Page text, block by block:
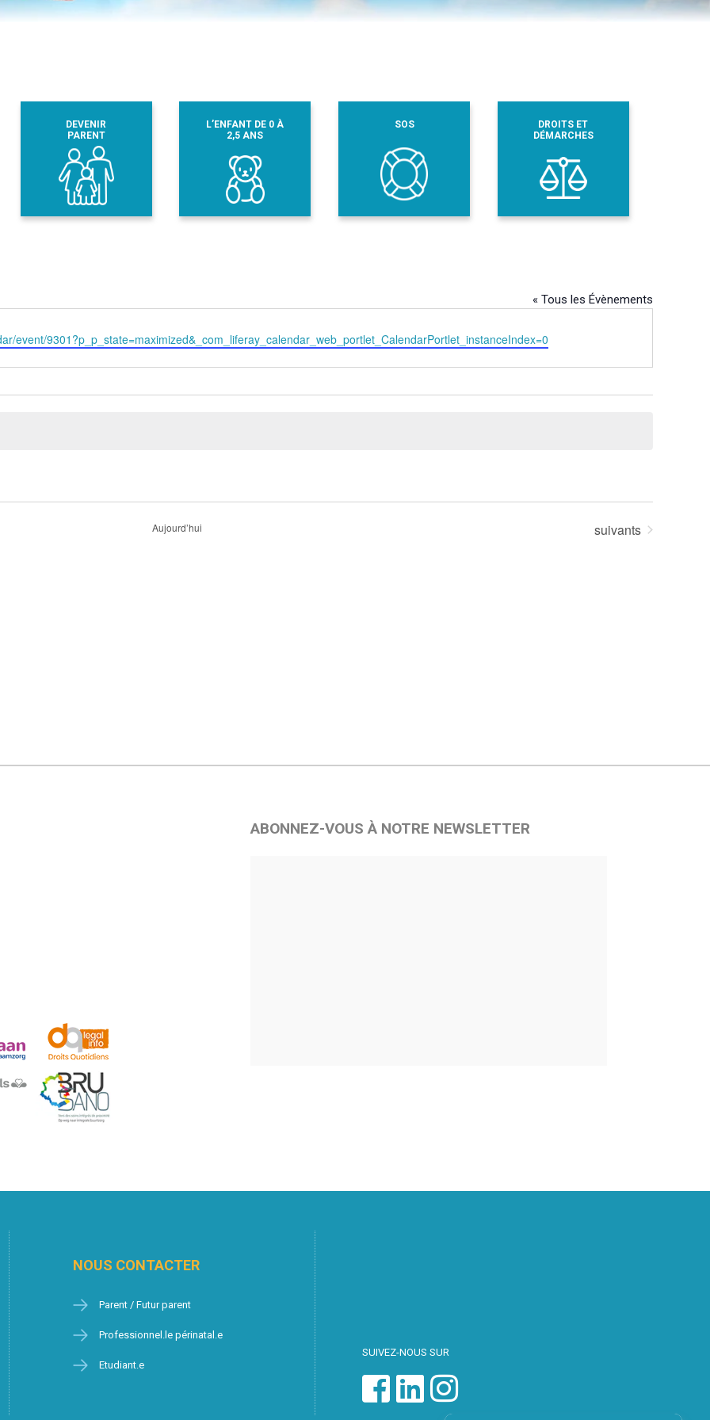
DEVENIR
PARENT
L’ENFANT DE 0 À
2,5 ANS
SOS
DROITS ET
DÉMARCHES
« Tous les Évènements
event/9301?p_p_state=maximized&_com_liferay_calendar_web_portlet_CalendarPortlet_instanceIndex=0
Aujourd’hui Évènements
suivants
ABONNEZ-VOUS À NOTRE NEWSLETTER
NOUS CONTACTER
Parent / Futur parent
Professionnel.le périnatal.e
Etudiant.e
SUIVEZ-NOUS SUR